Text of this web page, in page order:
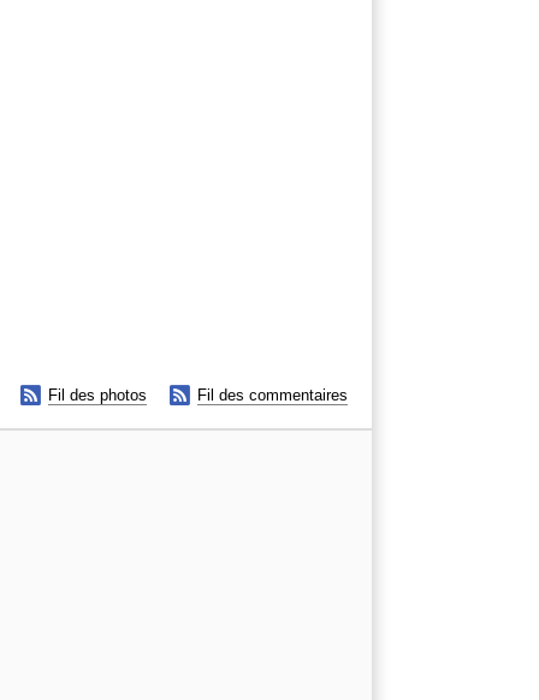
 Fil des photos  Fil des commentaires